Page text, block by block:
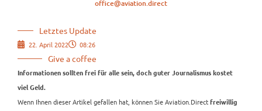
office@aviation.direct
Letztes Update
22. April 2022 08:26
Give a coffee
Informationen sollten frei für alle sein, doch guter Journalismus kostet
viel Geld.
Wenn Ihnen dieser Artikel gefallen hat, können Sie Aviation.Direct freiwillig